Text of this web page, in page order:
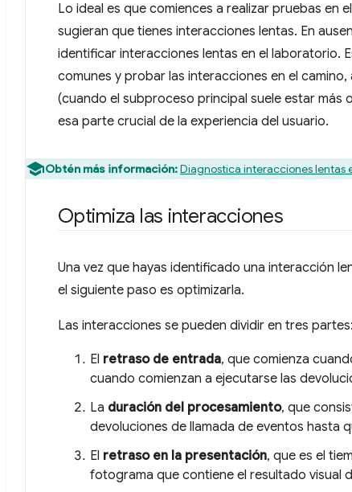
Lo ideal es que comiences a realizar pruebas
sugieran que tienes interacciones lentas. En
identificar interacciones lentas en el laboratorio.
comunes y probar las interacciones en el
(cuando el subproceso principal suele estar
esa parte crucial de la experiencia del usuario.
Obtén más información:Diagnostica interacciones lentas
Optimiza las interacciones
Una vez que hayas identificado una interacción
el siguiente paso es optimizarla.
Las interacciones se pueden dividir en tres partes:
El retraso de entrada, que comienza
cuando comienzan a ejecutarse las
La duración del procesamiento, que
devoluciones de llamada de eventos hasta
El retraso en la presentación, que es el
fotograma que contiene el resultado visual